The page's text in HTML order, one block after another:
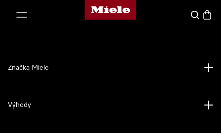
Domovská stránka spoločnosti Miele
Hľadať
Značka Miele
Výhody